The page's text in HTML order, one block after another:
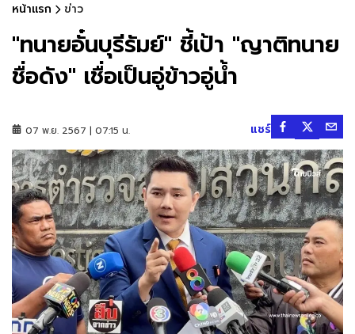
หน้าแรก ข่าว
"ทนายอั๋นบุรีรัมย์" ชี้เป้า "ญาติทนาย
ชื่อดัง" เชื่อเป็นอู่ข้าวอู่น้ำ
07 พ.ย. 2567 | 07:15 น. แชร์